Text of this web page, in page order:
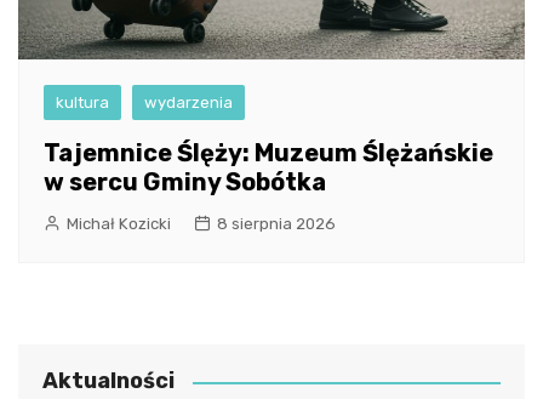
kultura wydarzenia
Tajemnice Ślęży: Muzeum Ślężańskie
w sercu Gminy Sobótka
Michał Kozicki 8 sierpnia 2026
Aktualności